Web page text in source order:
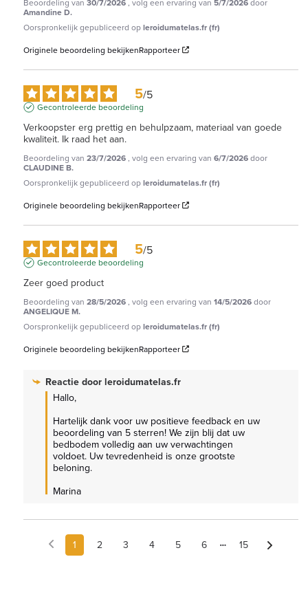
Amandine D.
Oorspronkelijk gepubliceerd opleroidumatelas.fr (fr)
Originele beoordeling bekijkenRapporteer
5/5
Gecontroleerde beoordeling
Verkoopster erg prettig en behulpzaam, materiaal van goede
kwaliteit. Ik raad het aan.
Beoordeling van 23/7/2026, volg een ervaring van 6/7/2026door
CLAUDINE B.
Oorspronkelijk gepubliceerd opleroidumatelas.fr (fr)
Originele beoordeling bekijkenRapporteer
5/5
Gecontroleerde beoordeling
Zeer goed product
Beoordeling van 28/5/2026, volg een ervaring van 14/5/2026door
ANGELIQUE M.
Oorspronkelijk gepubliceerd opleroidumatelas.fr (fr)
Originele beoordeling bekijkenRapporteer
Reactie door leroidumatelas.fr
Hallo,
Hartelijk dank voor uw positieve feedback en uw
beoordeling van 5 sterren! We zijn blij dat uw
bedbodem volledig aan uw verwachtingen
voldoet. Uw tevredenheid is onze grootste
beloning.
Marina
1 2 3 4 5 6 15